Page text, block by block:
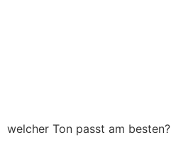
welcher Ton passt am besten?